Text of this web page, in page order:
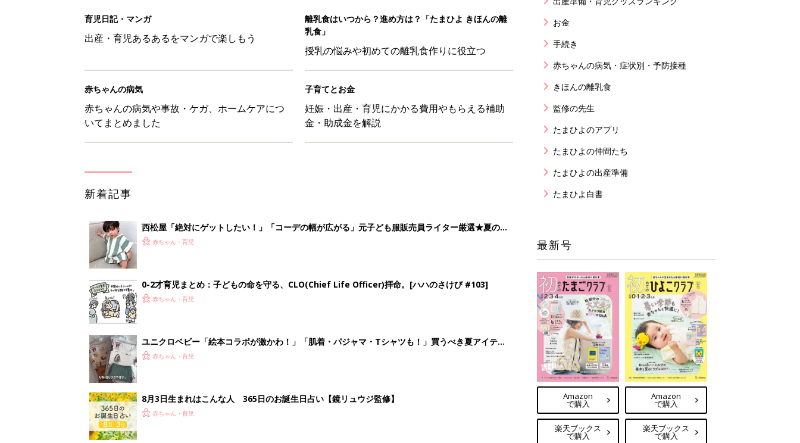
育児日記・マンガ
出産・育児あるあるをマンガで楽しもう
離乳食はいつから？進め方は？「たまひよ きほんの離
乳食」
授乳の悩みや初めての離乳食作りに役立つ
赤ちゃんの病気
赤ちゃんの病気や事故・ケガ、ホームケアにつ
いてまとめました
子育てとお金
妊娠・出産・育児にかかる費用やもらえる補助
金・助成金を解説
新着記事
西松屋「絶対にゲットしたい！」「コーデの幅が広がる」元子ども服販売員ライター厳選★夏のバ
ズりアイテム5選
赤ちゃん・育児
0-2才育児まとめ：子どもの命を守る、CLO(Chief Life Officer)拝命。[ハハのさけび #103]
赤ちゃん・育児
ユニクロベビー「絵本コラボが激かわ！」「肌着・パジャマ・Tシャツも！」買うべき夏アイテム
5選赤ちゃん・育児
8月3日生まれはこんな人 365日のお誕生日占い【鏡リュウジ監修】
赤ちゃん・育児
お金
手続き
赤ちゃんの病気・症状別・予防接種
きほんの離乳食
監修の先生
たまひよのアプリ
たまひよの仲間たち
たまひよの出産準備
たまひよ白書
最新号
Amazon
で購入
楽天ブックス
で購入
Amazon
で購入
楽天ブックス
で購入